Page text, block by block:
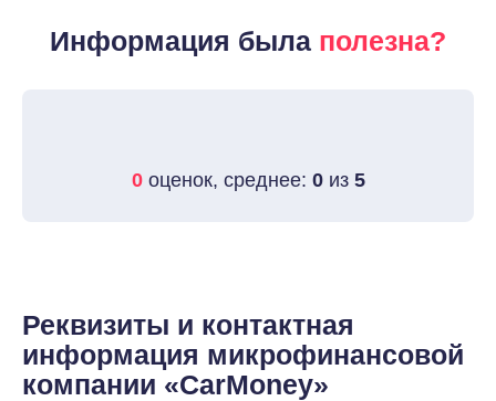
Информация была полезна?
0оценок, среднее: 0из 5
Реквизиты и контактная
информация микрофинансовой
компании «CarMoney»